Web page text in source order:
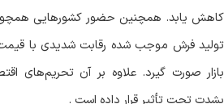
کاهش یابد. همچنین حضور کشورهایی همچون
تولید فرش موجب شده رقابت شدیدی با
بازار صورت گیرد. علاوه بر آن تحریم‌های
بشدت تحت تأثیر قرار داده است .